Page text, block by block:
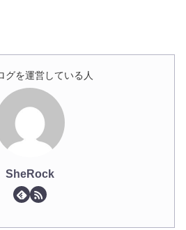
グを運営している人
SheRock